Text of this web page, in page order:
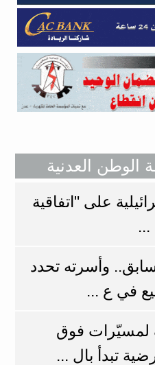
الوطن العدنية
على "اتفاقية
...
وأسرته تحدد
في ع ...
لمسيّرات فوق
تبدأ بال ...